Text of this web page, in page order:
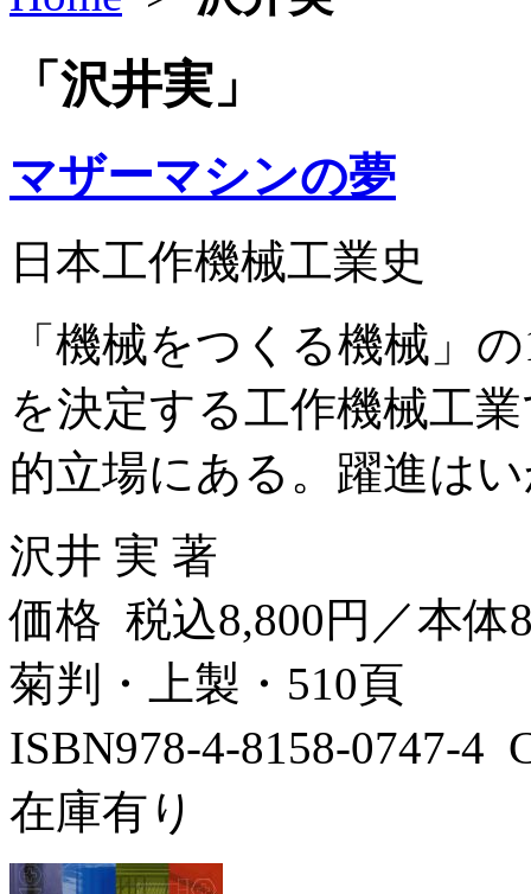
「沢井実」
マザーマシンの夢
日本工作機械工業史
「機械をつくる機械」
を決定する工作機械工
的立場にある。躍進は
沢井 実 著
価格 税込8,800円／本体
菊判・上製・510頁
ISBN978-4-8158-0747-4
在庫有り